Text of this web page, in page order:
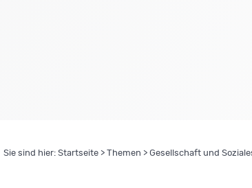
Sie sind hier: Startseite> Themen > Gesellschaft und